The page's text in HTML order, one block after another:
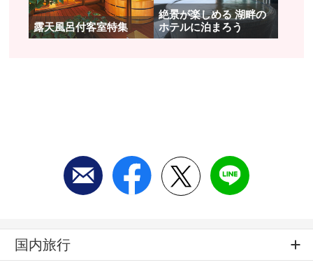
ぶきを楽しみましょう。 戦隊シリーズやサスペン
スドラマののロケ地としても有名なこのつり橋。渡
地上４ｍと１７ｍの場所に無料の展望台が設けられ
ていて、３６０度のパノラマ風景が楽しめます。晴
れていれば伊豆七島や天城連山まで見渡せて、青い
静岡県伊東市
アクセス／伊豆急行・城ヶ崎海岸駅より徒歩約30分
露天風呂付客室特集
絶景が楽しめる 湖畔の
ホテルに泊まろう
国内旅行